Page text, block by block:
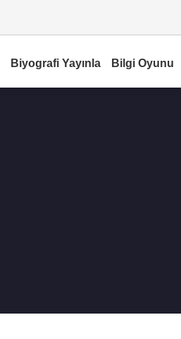
Biyografi Yayınla Bilgi Oyunu